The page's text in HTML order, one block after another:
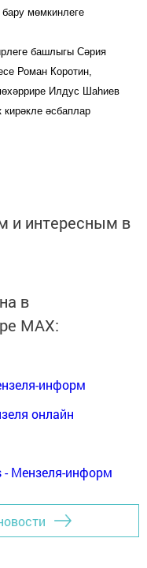
мөмкинлеге
башлыгы Сәрия
Роман Коротин,
Илдус Шаһиев
кирәкле әсбаплар
и интересным в
в
MАХ:
информ
онлайн
- Мензеля-информ